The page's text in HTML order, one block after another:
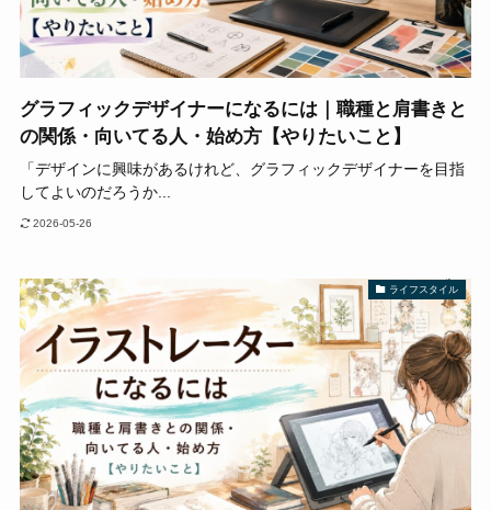
グラフィックデザイナーになるには｜職種と肩書きと
の関係・向いてる人・始め方【やりたいこと】
「デザインに興味があるけれど、グラフィックデザイナーを目指
してよいのだろうか...
2026-05-26
ライフスタイル